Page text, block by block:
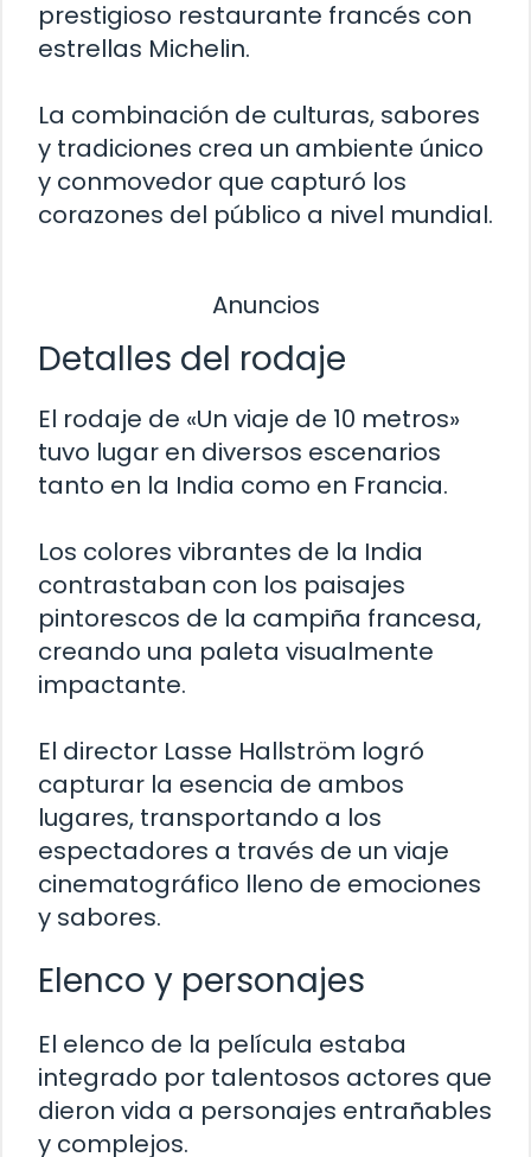
prestigioso restaurante francés con
estrellas Michelin.
La combinación de culturas, sabores
y tradiciones crea un ambiente único
y conmovedor que capturó los
corazones del público a nivel mundial.
Anuncios
Detalles del rodaje
El rodaje de «Un viaje de 10 metros»
tuvo lugar en diversos escenarios
tanto en la India como en Francia.
Los colores vibrantes de la India
contrastaban con los paisajes
pintorescos de la campiña francesa,
creando una paleta visualmente
impactante.
El director Lasse Hallström logró
capturar la esencia de ambos
lugares, transportando a los
espectadores a través de un viaje
cinematográfico lleno de emociones
y sabores.
Elenco y personajes
El elenco de la película estaba
integrado por talentosos actores que
dieron vida a personajes entrañables
y complejos.